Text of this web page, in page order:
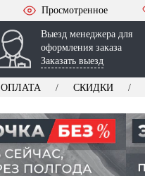
Просмотренное
Выезд менеджера для
оформления заказа
Заказать выезд
ОПЛАТА СКИДКИ